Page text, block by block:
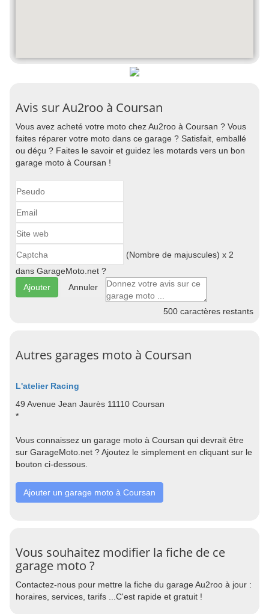
Avis sur Au2roo à Coursan
Vous avez acheté votre moto chez Au2roo à Coursan ? Vous
faites réparer votre moto dans ce garage ? Satisfait, emballé
ou déçu ? Faites le savoir et guidez les motards vers un bon
garage moto à Coursan !
(Nombre de majuscules) x 2
dans GarageMoto.net ?
Annuler
500 caractères restants
Autres garages moto à Coursan
L'atelier Racing
49 Avenue Jean Jaurès 11110 Coursan
*
Vous connaissez un garage moto à Coursan qui devrait être
sur GarageMoto.net ? Ajoutez le simplement en cliquant sur le
bouton ci-dessous.
Ajouter un garage moto à Coursan
Vous souhaitez modifier la fiche de ce
garage moto ?
Contactez-nous pour mettre la fiche du garage Au2roo à jour :
horaires, services, tarifs ...C'est rapide et gratuit !